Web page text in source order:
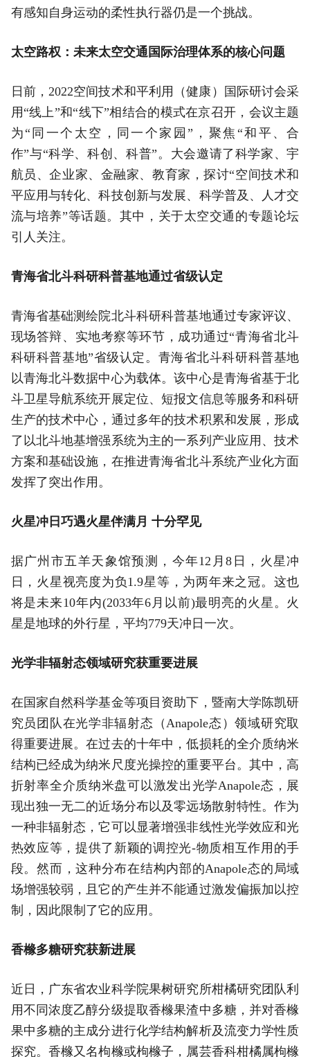
有感知自身运动的柔性执行器仍是一个挑战。
太空路权：未来太空交通国际治理体系的核心问题
日前，2022空间技术和平利用（健康）国际研讨会采
用“线上”和“线下”相结合的模式在京召开，会议主题
为“同一个太空，同一个家园”，聚焦“和平、合
作”与“科学、科创、科普”。大会邀请了科学家、宇
航员、企业家、金融家、教育家，探讨“空间技术和
平应用与转化、科技创新与发展、科学普及、人才交
流与培养”等话题。其中，关于太空交通的专题论坛
引人关注。
青海省北斗科研科普基地通过省级认定
青海省基础测绘院北斗科研科普基地通过专家评议、
现场答辩、实地考察等环节，成功通过“青海省北斗
科研科普基地”省级认定。青海省北斗科研科普基地
以青海北斗数据中心为载体。该中心是青海省基于北
斗卫星导航系统开展定位、短报文信息等服务和科研
生产的技术中心，通过多年的技术积累和发展，形成
了以北斗地基增强系统为主的一系列产业应用、技术
方案和基础设施，在推进青海省北斗系统产业化方面
发挥了突出作用。
火星冲日巧遇火星伴满月 十分罕见
据广州市五羊天象馆预测，今年12月8日，火星冲
日，火星视亮度为负1.9星等，为两年来之冠。这也
将是未来10年内(2033年6月以前)最明亮的火星。火
星是地球的外行星，平均779天冲日一次。
光学非辐射态领域研究获重要进展
在国家自然科学基金等项目资助下，暨南大学陈凯研
究员团队在光学非辐射态（Anapole态）领域研究取
得重要进展。在过去的十年中，低损耗的全介质纳米
结构已经成为纳米尺度光操控的重要平台。其中，高
折射率全介质纳米盘可以激发出光学Anapole态，展
现出独一无二的近场分布以及零远场散射特性。作为
一种非辐射态，它可以显著增强非线性光学效应和光
热效应等，提供了新颖的调控光-物质相互作用的手
段。然而，这种分布在结构内部的Anapole态的局域
场增强较弱，且它的产生并不能通过激发偏振加以控
制，因此限制了它的应用。
香橼多糖研究获新进展
近日，广东省农业科学院果树研究所柑橘研究团队利
用不同浓度乙醇分级提取香橼果渣中多糖，并对香橼
果中多糖的主成分进行化学结构解析及流变力学性质
探究。香橼又名枸橼或枸橼子，属芸香科柑橘属枸橼